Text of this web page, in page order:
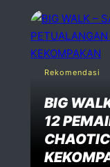
Website
Comment *
Rekomendasi
BIG
12